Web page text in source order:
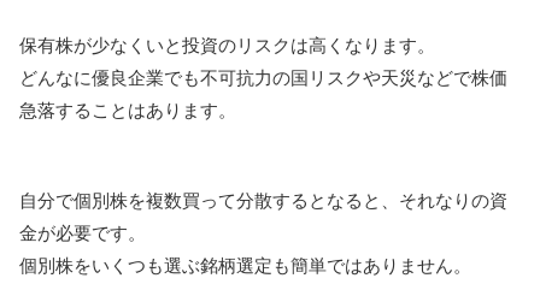
保有株が少なくいと投資のリスクは高くなります。
どんなに優良企業でも不可抗力の国リスクや天災などで株価
急落することはあります。
自分で個別株を複数買って分散するとなると、それなりの資
金が必要です。
個別株をいくつも選ぶ銘柄選定も簡単ではありません。